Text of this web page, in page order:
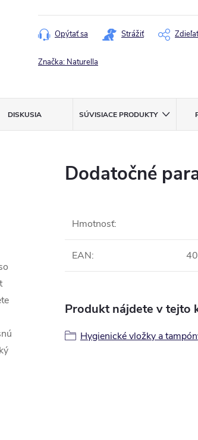
Opýtať sa Strážiť Zdieľať
Značka: Naturella
DISKUSIA SÚVISIACE PRODUKTY
Dodatočné
Hmotnosť:
EAN:
Produkt nájdete v tejto
Hygienické vložky a